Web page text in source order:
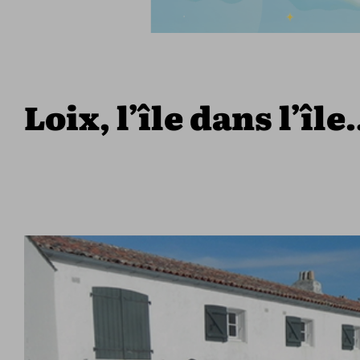
Loix, l’île dans